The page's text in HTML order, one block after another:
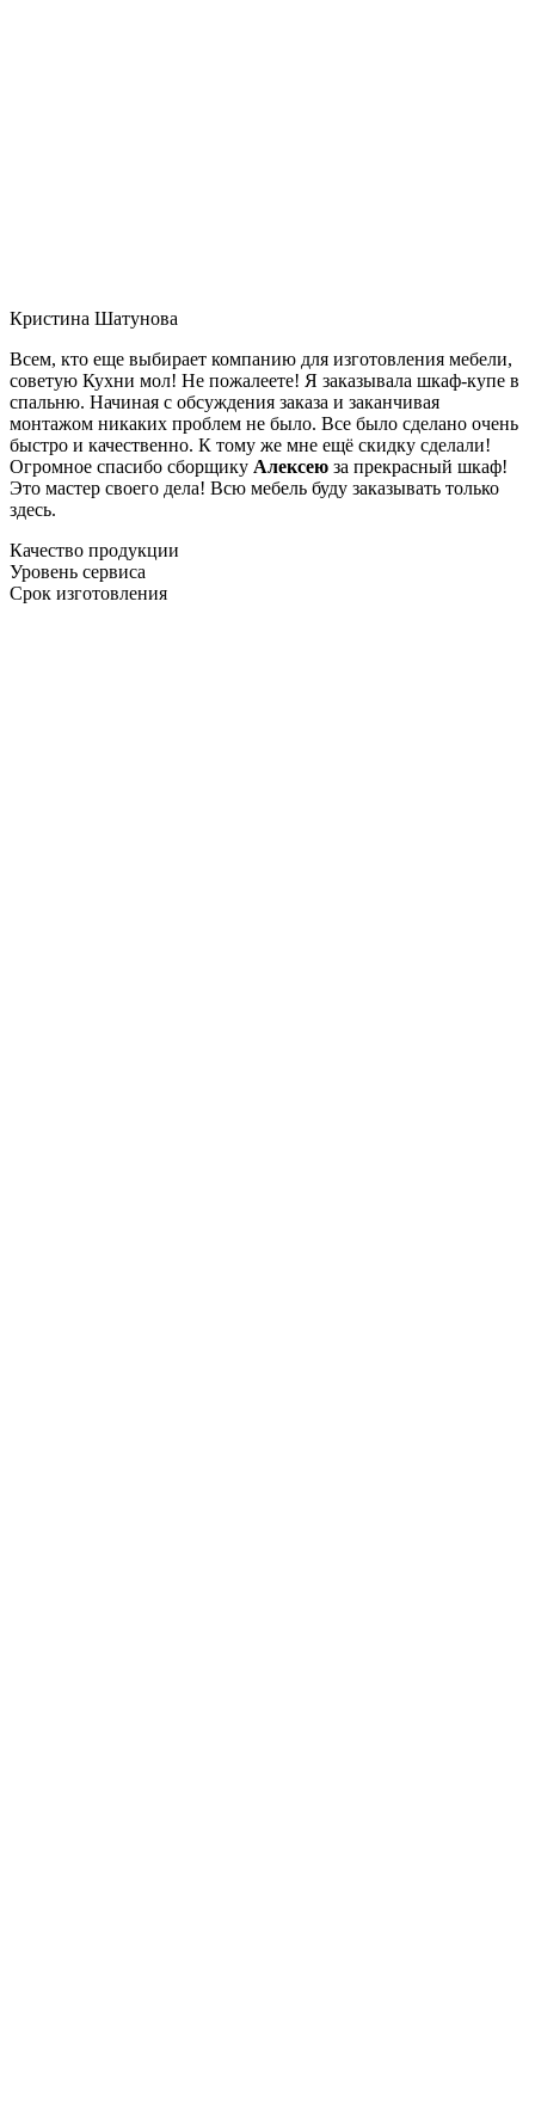
Кристина Шатунова
Всем, кто еще выбирает компанию для изготовления мебели,
советую Кухни мол! Не пожалеете! Я заказывала шкаф-купе в
спальню. Начиная с обсуждения заказа и заканчивая
монтажом никаких проблем не было. Все было сделано очень
быстро и качественно. К тому же мне ещё скидку сделали!
Огромное спасибо сборщику Алексею за прекрасный шкаф!
Это мастер своего дела! Всю мебель буду заказывать только
здесь.
Качество продукции
Уровень сервиса
Срок изготовления